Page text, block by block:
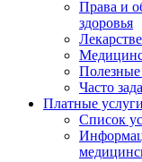
Права и
здоровья
Часто
Платные услуги
Список